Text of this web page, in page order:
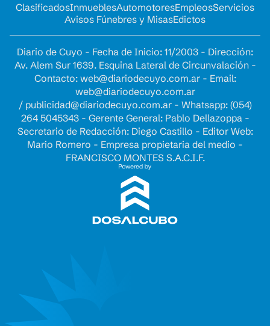
ClasificadosInmueblesAutomotoresEmpleosServicios
Avisos Fúnebres y MisasEdictos
Diario de Cuyo - Fecha de Inicio: 11/2003 - Dirección:
Av. Alem Sur 1639. Esquina Lateral de Circunvalación -
Contacto: web@diariodecuyo.com.ar- Email:
web@diariodecuyo.com.ar
/ publicidad@diariodecuyo.com.ar- Whatsapp: (054)
264 5045343 - Gerente General: Pablo Dellazoppa -
Secretario de Redacción: Diego Castillo - Editor Web:
Mario Romero - Empresa propietaria del medio -
FRANCISCO MONTES S.A.C.I.F.